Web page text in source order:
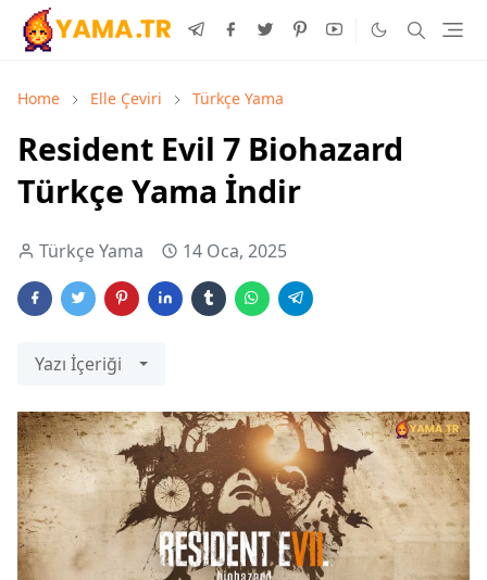
Home Elle Çeviri Türkçe Yama
Resident Evil 7 Biohazard
Türkçe Yama İndir
Türkçe Yama 14 Oca, 2025
Yazı İçeriği